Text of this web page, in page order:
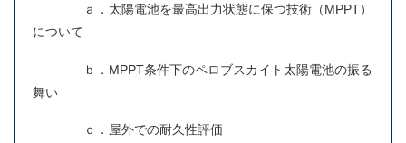
ａ．太陽電池を最高出力状態に保つ技術（MPPT）
について
ｂ．MPPT条件下のペロブスカイト太陽電池の振る
舞い
ｃ．屋外での耐久性評価